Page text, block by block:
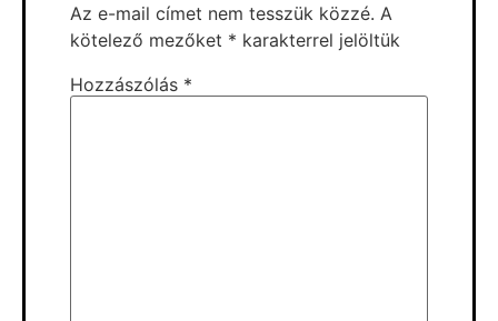
Az e-mail címet nem tesszük közzé. A
kötelező mezőket * karakterrel jelöltük
Hozzászólás *